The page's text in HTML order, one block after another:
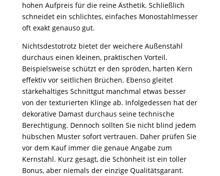
hohen Aufpreis für die reine Ästhetik. Schließlich
schneidet ein schlichtes, einfaches Monostahlmesser
oft exakt genauso gut.
Nichtsdestotrotz bietet der weichere Außenstahl
durchaus einen kleinen, praktischen Vorteil.
Beispielsweise schützt er den spröden, harten Kern
effektiv vor seitlichen Brüchen. Ebenso gleitet
stärkehaltiges Schnittgut manchmal etwas besser
von der texturierten Klinge ab. Infolgedessen hat der
dekorative Damast durchaus seine technische
Berechtigung. Dennoch sollten Sie nicht blind jedem
hübschen Muster sofort vertrauen. Daher prüfen Sie
vor dem Kauf immer die genaue Angabe zum
Kernstahl. Kurz gesagt, die Schönheit ist ein toller
Bonus, aber niemals der einzige Qualitätsgarant.